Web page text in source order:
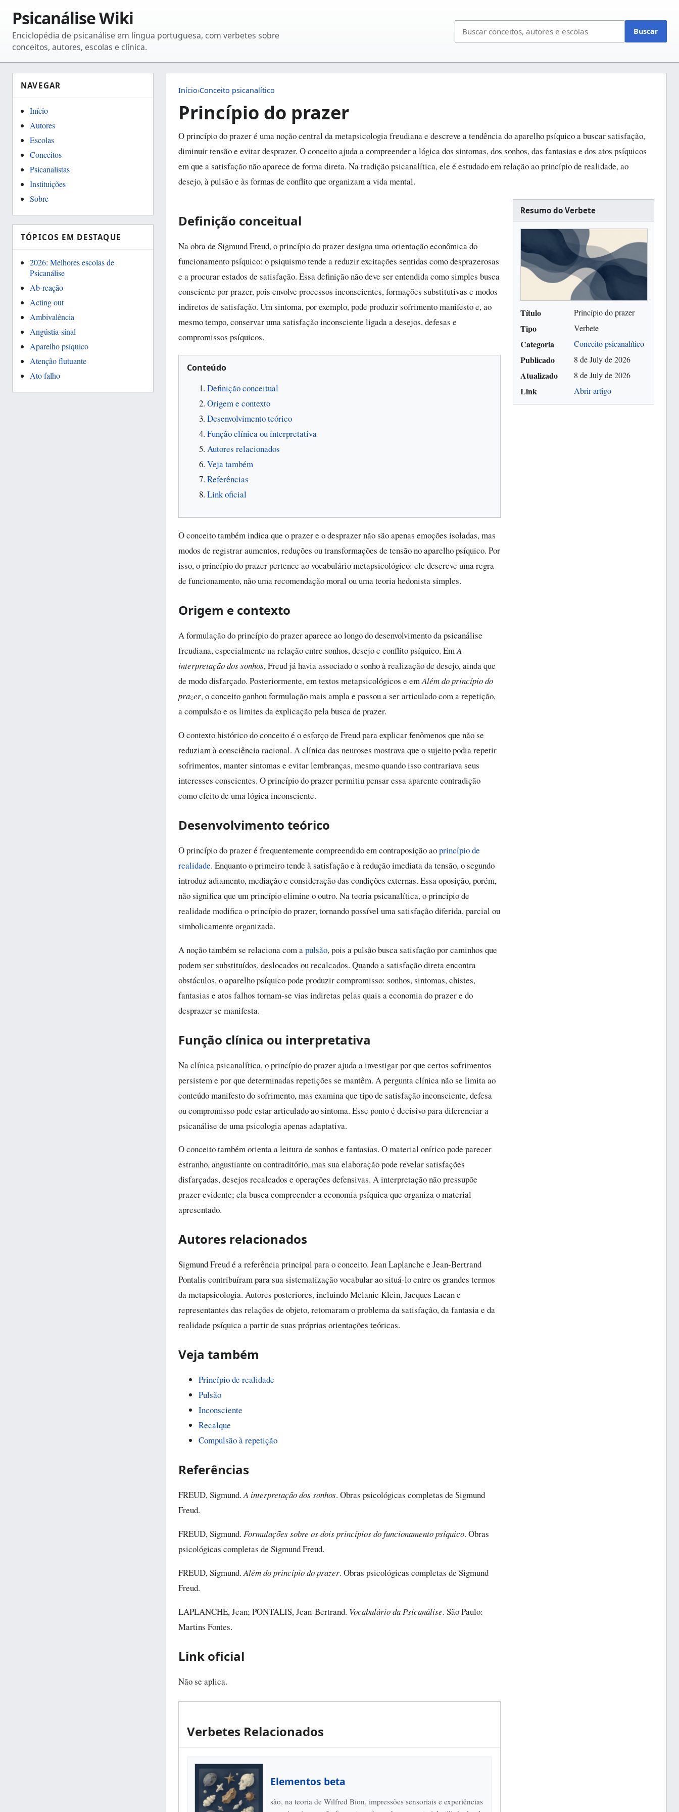
Psicanálise Wiki
Enciclopédia de psicanálise em língua portuguesa, com verbetes sobre
conceitos, autores, escolas e clínica.
site
Buscar
NAVEGAR
Início
Autores
Escolas
Conceitos
Psicanalistas
Instituições
Sobre
TÓPICOS EM DESTAQUE
2026: Melhores escolas de
Psicanálise
Ab-reação
Acting out
Ambivalência
Angústia-sinal
Aparelho psíquico
Atenção flutuante
Ato falho
Início›Conceito psicanalítico
Princípio do prazer
O princípio do prazer é uma noção central da metapsicologia freudiana e descreve a tendência do aparelho psíquico a buscar satisfação,
diminuir tensão e evitar desprazer. O conceito ajuda a compreender a lógica dos sintomas, dos sonhos, das fantasias e dos atos psíquicos
em que a satisfação não aparece de forma direta. Na tradição psicanalítica, ele é estudado em relação ao princípio de realidade, ao
desejo, à pulsão e às formas de conflito que organizam a vida mental.
Resumo do Verbete
Título Princípio do prazer
Tipo Verbete
Categoria Conceito psicanalítico
Publicado 8 de July de 2026
Atualizado 8 de July de 2026
Link Abrir artigo
Definição conceitual
Na obra de Sigmund Freud, o princípio do prazer designa uma orientação econômica do
funcionamento psíquico: o psiquismo tende a reduzir excitações sentidas como desprazerosas
e a procurar estados de satisfação. Essa definição não deve ser entendida como simples busca
consciente por prazer, pois envolve processos inconscientes, formações substitutivas e modos
indiretos de satisfação. Um sintoma, por exemplo, pode produzir sofrimento manifesto e, ao
mesmo tempo, conservar uma satisfação inconsciente ligada a desejos, defesas e
compromissos psíquicos.
Conteúdo
Definição conceitual
Origem e contexto
Desenvolvimento teórico
Função clínica ou interpretativa
Autores relacionados
Veja também
Referências
Link oficial
O conceito também indica que o prazer e o desprazer não são apenas emoções isoladas, mas
modos de registrar aumentos, reduções ou transformações de tensão no aparelho psíquico. Por
isso, o princípio do prazer pertence ao vocabulário metapsicológico: ele descreve uma regra
de funcionamento, não uma recomendação moral ou uma teoria hedonista simples.
Origem e contexto
A formulação do princípio do prazer aparece ao longo do desenvolvimento da psicanálise
freudiana, especialmente na relação entre sonhos, desejo e conflito psíquico. EmA
interpretação dos sonhos, Freud já havia associado o sonho à realização de desejo, ainda que
de modo disfarçado. Posteriormente, em textos metapsicológicos e emAlém do princípio do
prazer, o conceito ganhou formulação mais ampla e passou a ser articulado com a repetição,
a compulsão e os limites da explicação pela busca de prazer.
O contexto histórico do conceito é o esforço de Freud para explicar fenômenos que não se
reduziam à consciência racional. A clínica das neuroses mostrava que o sujeito podia repetir
sofrimentos, manter sintomas e evitar lembranças, mesmo quando isso contrariava seus
interesses conscientes. O princípio do prazer permitiu pensar essa aparente contradição
como efeito de uma lógica inconsciente.
Desenvolvimento teórico
O princípio do prazer é frequentemente compreendido em contraposição aoprincípio de
realidade. Enquanto o primeiro tende à satisfação e à redução imediata da tensão, o segundo
introduz adiamento, mediação e consideração das condições externas. Essa oposição, porém,
não significa que um princípio elimine o outro. Na teoria psicanalítica, o princípio de
realidade modifica o princípio do prazer, tornando possível uma satisfação diferida, parcial ou
simbolicamente organizada.
A noção também se relaciona com apulsão, pois a pulsão busca satisfação por caminhos que
podem ser substituídos, deslocados ou recalcados. Quando a satisfação direta encontra
obstáculos, o aparelho psíquico pode produzir compromisso: sonhos, sintomas, chistes,
fantasias e atos falhos tornam-se vias indiretas pelas quais a economia do prazer e do
desprazer se manifesta.
Função clínica ou interpretativa
Na clínica psicanalítica, o princípio do prazer ajuda a investigar por que certos sofrimentos
persistem e por que determinadas repetições se mantêm. A pergunta clínica não se limita ao
conteúdo manifesto do sofrimento, mas examina que tipo de satisfação inconsciente, defesa
ou compromisso pode estar articulado ao sintoma. Esse ponto é decisivo para diferenciar a
psicanálise de uma psicologia apenas adaptativa.
O conceito também orienta a leitura de sonhos e fantasias. O material onírico pode parecer
estranho, angustiante ou contraditório, mas sua elaboração pode revelar satisfações
disfarçadas, desejos recalcados e operações defensivas. A interpretação não pressupõe
prazer evidente; ela busca compreender a economia psíquica que organiza o material
apresentado.
Autores relacionados
Sigmund Freud é a referência principal para o conceito. Jean Laplanche e Jean-Bertrand
Pontalis contribuíram para sua sistematização vocabular ao situá-lo entre os grandes termos
da metapsicologia. Autores posteriores, incluindo Melanie Klein, Jacques Lacan e
representantes das relações de objeto, retomaram o problema da satisfação, da fantasia e da
realidade psíquica a partir de suas próprias orientações teóricas.
Veja também
Princípio de realidade
Pulsão
Inconsciente
Recalque
Compulsão à repetição
Referências
FREUD, Sigmund.A interpretação dos sonhos. Obras psicológicas completas de Sigmund
Freud.
FREUD, Sigmund. Formulações sobre os dois princípios do funcionamento psíquico. Obras
psicológicas completas de Sigmund Freud.
FREUD, Sigmund.Além do princípio do prazer. Obras psicológicas completas de Sigmund
Freud.
LAPLANCHE, Jean; PONTALIS, Jean-Bertrand. Vocabulário da Psicanálise. São Paulo:
Martins Fontes.
Link oficial
Não se aplica.
Verbetes Relacionados
Elementos beta
são, na teoria de Wilfred Bion, impressões sensoriais e experiências